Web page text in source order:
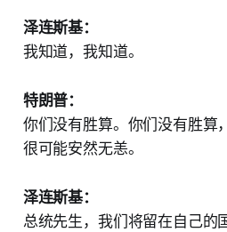
泽连斯基：
我知道，我知道。
特朗普：
你们没有胜算。你们没有胜算
很可能安然无恙。
泽连斯基：
总统先生，我们将留在自己的